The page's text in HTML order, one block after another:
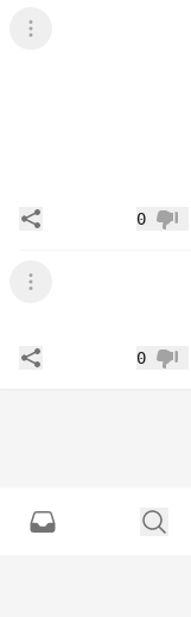
عرض
عدم إعجاب
0
عرض
عدم إعجاب
0